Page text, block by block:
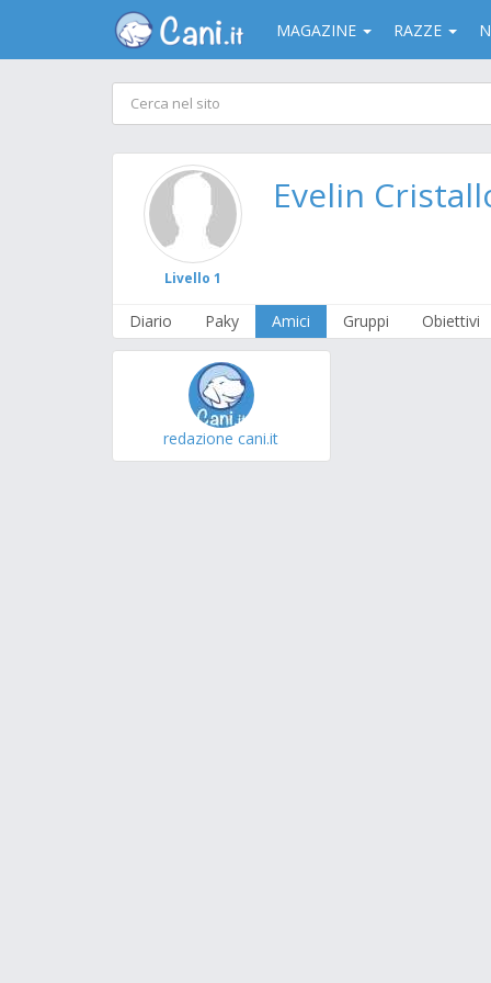
MAGAZINE RAZZE
Livello 1
Evelin
Diario Paky Amici Gruppi Obiettivi
redazione cani.it